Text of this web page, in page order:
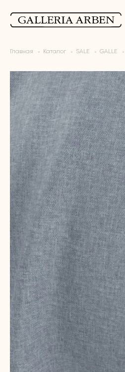
Главная Каталог SALE GALLE